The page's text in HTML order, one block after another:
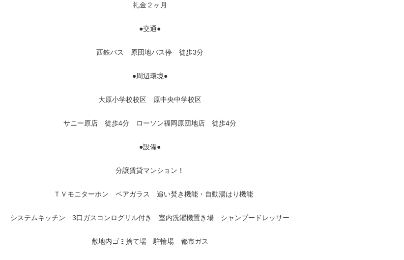
礼金２ヶ月
●交通●
西鉄バス 原団地バス停 徒歩3分
●周辺環境●
大原小学校校区 原中央中学校区
サニー原店 徒歩4分 ローソン福岡原団地店 徒歩4分
●設備●
分譲賃貸マンション！
ＴＶモニターホン ペアガラス 追い焚き機能・自動湯はり機能
システムキッチン 3口ガスコンログリル付き 室内洗濯機置き場 シャンプードレッサー
敷地内ゴミ捨て場 駐輪場 都市ガス